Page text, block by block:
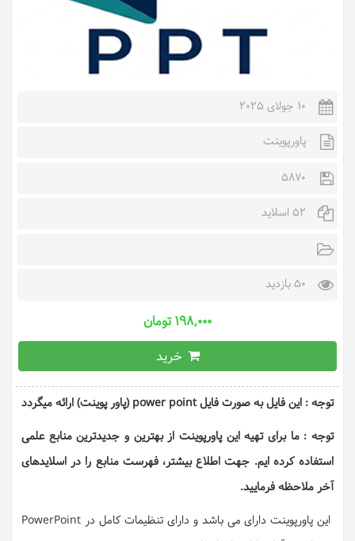
10 جولای 2025
پاورپوینت
5870
52 اسلاید
50 بازدید
۱۹۸,۰۰۰ تومان
خرید
توجه : این فایل به صورت فایل power point (پاور پوینت) ارائه میگردد
توجه : ما برای تهیه این پاورپوینت از بهترین و جدیدترین منابع علمی
استفاده کرده ایم. جهت اطلاع بیشتر، فهرست منابع را در اسلایدهای
آخر ملاحظه فرمایید.
این پاورپوینت دارای می باشد و دارای تنظیمات کامل در PowerPoint